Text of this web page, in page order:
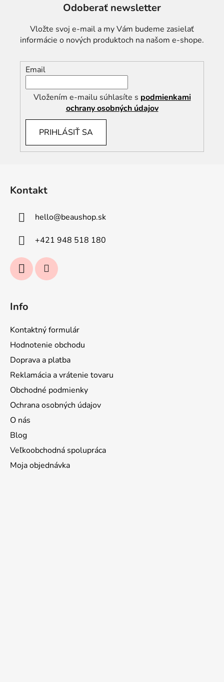
Odoberať newsletter
Vložte svoj e-mail a my Vám budeme zasielať
informácie o nových produktoch na našom e-shope.
Email
Vložením e-mailu súhlasíte s podmienkami
ochrany osobných údajov
PRIHLÁSIŤ SA
Kontakt
hello@beaushop.sk
+421 948 518 180
Info
Kontaktný formulár
Hodnotenie obchodu
Doprava a platba
Reklamácia a vrátenie tovaru
Obchodné podmienky
Ochrana osobných údajov
O nás
Blog
Veľkoobchodná spolupráca
Moja objednávka